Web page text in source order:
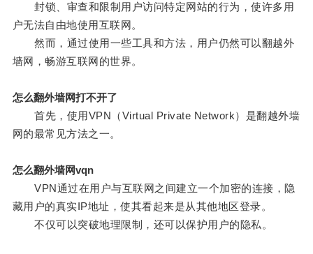
封锁、审查和限制用户访问特定网站的行为，使许多用
户无法自由地使用互联网。
然而，通过使用一些工具和方法，用户仍然可以翻越外
墙网，畅游互联网的世界。
怎么翻外墙网打不开了
首先，使用VPN（Virtual Private Network）是翻越外墙
网的最常见方法之一。
怎么翻外墙网vqn
VPN通过在用户与互联网之间建立一个加密的连接，隐
藏用户的真实IP地址，使其看起来是从其他地区登录。
不仅可以突破地理限制，还可以保护用户的隐私。